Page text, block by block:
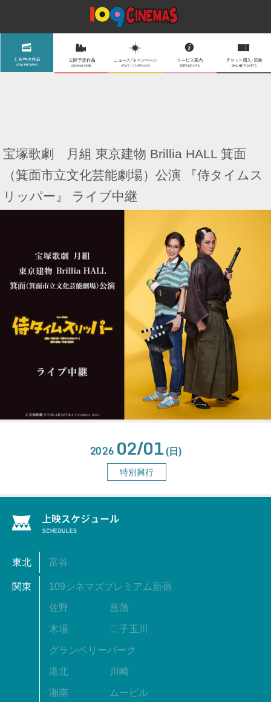
宝塚歌劇 月組 東京建物 Brillia HALL 箕面
（箕面市立文化芸能劇場）公演 『侍タイムス
リッパー』 ライブ中継
2026 02/01(日)
特別興行
東北 富谷
関東 109シネマズプレミアム新宿
佐野 菖蒲
木場 二子玉川
グランベリーパーク
港北 川崎
湘南 ムービル